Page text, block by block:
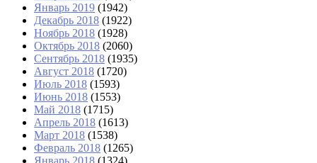
Январь 2019 (1942)
Декабрь 2018 (1922)
Ноябрь 2018 (1928)
Октябрь 2018 (2060)
Сентябрь 2018 (1935)
Август 2018 (1720)
Июль 2018 (1593)
Июнь 2018 (1553)
Май 2018 (1715)
Апрель 2018 (1613)
Март 2018 (1538)
Февраль 2018 (1265)